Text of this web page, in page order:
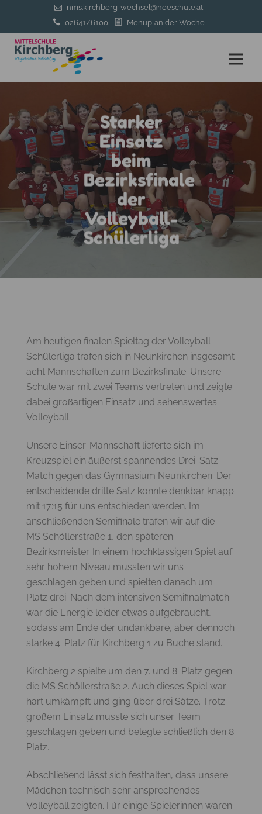
nms.kirchberg-wechsel@noeschule.at
02641/6100
Menüplan der Woche
Starker
Einsatz
beim
Bezirksfinale
der
Volleyball-
Schülerliga
Am heutigen finalen Spieltag der Volleyball-
Schülerliga trafen sich in Neunkirchen insgesamt
acht Mannschaften zum Bezirksfinale. Unsere
Schule war mit zwei Teams vertreten und zeigte
dabei großartigen Einsatz und sehenswertes
Volleyball.
Unsere Einser-Mannschaft lieferte sich im
Kreuzspiel ein äußerst spannendes Drei-Satz-
Match gegen das Gymnasium Neunkirchen. Der
entscheidende dritte Satz konnte denkbar knapp
mit 17:15 für uns entschieden werden. Im
anschließenden Semifinale trafen wir auf die
MS Schöllerstraße 1, den späteren
Bezirksmeister. In einem hochklassigen Spiel auf
sehr hohem Niveau mussten wir uns
geschlagen geben und spielten danach um
Platz drei. Nach dem intensiven Semifinalmatch
war die Energie leider etwas aufgebraucht,
sodass am Ende der undankbare, aber dennoch
starke 4. Platz für Kirchberg 1 zu Buche stand.
Kirchberg 2 spielte um den 7. und 8. Platz gegen
die MS Schöllerstraße 2. Auch dieses Spiel war
hart umkämpft und ging über drei Sätze. Trotz
großem Einsatz musste sich unser Team
geschlagen geben und belegte schließlich den 8.
Platz.
Abschließend lässt sich festhalten, dass unsere
Mädchen technisch sehr ansprechendes
Volleyball zeigten. Für einige Spielerinnen waren